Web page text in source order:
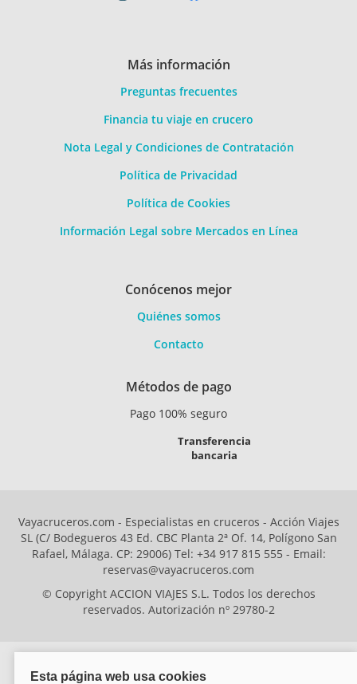
Más información
Preguntas frecuentes
Financia tu viaje en crucero
Nota Legal y Condiciones de Contratación
Política de Privacidad
Política de Cookies
Información Legal sobre Mercados en Línea
Conócenos mejor
Quiénes somos
Contacto
Métodos de pago
Pago 100% seguro
Transferencia
bancaria
Vayacruceros.com - Especialistas en cruceros - Acción Viajes
SL (C/ Bodegueros 43 Ed. CBC Planta 2ª Of. 14, Polígono San
Rafael, Málaga. CP: 29006) Tel: +34 917 815 555 - Email:
reservas@vayacruceros.com
© Copyright ACCION VIAJES S.L. Todos los derechos
reservados. Autorización nº 29780-2